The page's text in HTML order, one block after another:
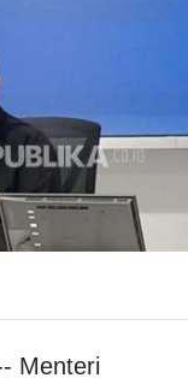
Menteri